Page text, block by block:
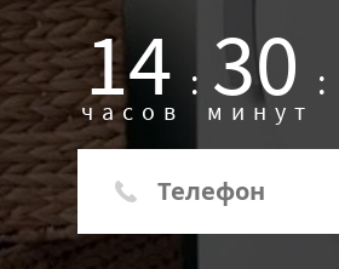
14 :
часов 30 :
минут